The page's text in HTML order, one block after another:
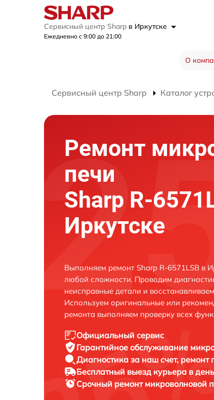
Сервисный центр Sharp в Иркутске
Ежедневно с 9:00 до 21:00
О
Сервисный центр Sharp Каталог
Ремонт
печи
Sharp R-
Иркутске
Выполняем ремонт Sharp R-6571LSB в
любой сложности. Проводим
неисправные детали и
Используем оригинальные или
ремонта выполняем проверку всех
Официальный сервис
Гарантийное обслуживание
Диагностика за наш счет, ремонт
Бесплатный выезд курьера в
Срочный ремонт микроволновой